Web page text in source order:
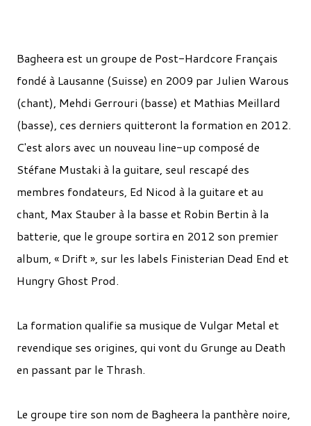
Bagheera est un groupe de Post-Hardcore Français
fondé à Lausanne (Suisse) en 2009 par Julien Warous
(chant), Mehdi Gerrouri (basse) et Mathias Meillard
(basse), ces derniers quitteront la formation en 2012.
C'est alors avec un nouveau line-up composé de
Stéfane Mustaki à la guitare, seul rescapé des
membres fondateurs, Ed Nicod à la guitare et au
chant, Max Stauber à la basse et Robin Bertin à la
batterie, que le groupe sortira en 2012 son premier
album, « Drift », sur les labels Finisterian Dead End et
Hungry Ghost Prod.
La formation qualifie sa musique de Vulgar Metal et
revendique ses origines, qui vont du Grunge au Death
en passant par le Thrash.
Le groupe tire son nom de Bagheera la panthère noire,